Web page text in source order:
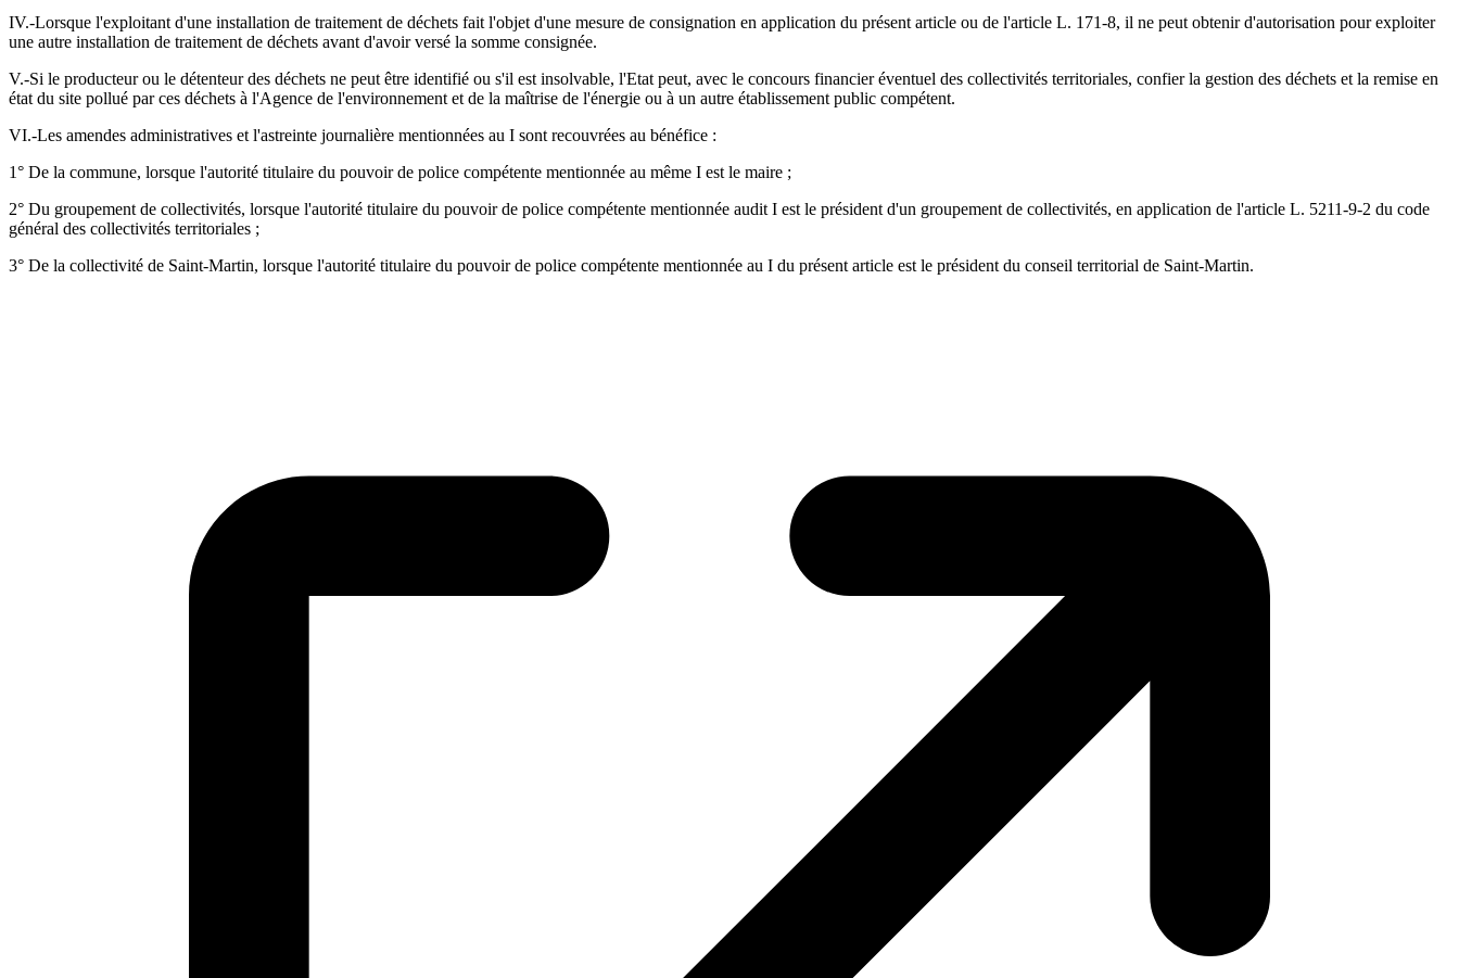
IV.-Lorsque l'exploitant d'une installation de traitement de déchets fait l'objet d'une mesure de consignation en application du présent article ou de l'article L. 171-8, il ne peut obtenir d'autorisation pour exploiter
une autre installation de traitement de déchets avant d'avoir versé la somme consignée.
V.-Si le producteur ou le détenteur des déchets ne peut être identifié ou s'il est insolvable, l'Etat peut, avec le concours financier éventuel des collectivités territoriales, confier la gestion des déchets et la remise en
état du site pollué par ces déchets à l'Agence de l'environnement et de la maîtrise de l'énergie ou à un autre établissement public compétent.
VI.-Les amendes administratives et l'astreinte journalière mentionnées au I sont recouvrées au bénéfice :
1° De la commune, lorsque l'autorité titulaire du pouvoir de police compétente mentionnée au même I est le maire ;
2° Du groupement de collectivités, lorsque l'autorité titulaire du pouvoir de police compétente mentionnée audit I est le président d'un groupement de collectivités, en application de l'article L. 5211-9-2 du code
général des collectivités territoriales ;
3° De la collectivité de Saint-Martin, lorsque l'autorité titulaire du pouvoir de police compétente mentionnée au I du présent article est le président du conseil territorial de Saint-Martin.